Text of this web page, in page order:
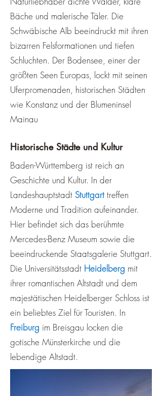
Bäche und malerische Täler. Die
Schwäbische Alb beeindruckt mit ihren
bizarren Felsformationen und tiefen
Schluchten. Der Bodensee, einer der
größten Seen Europas, lockt mit seinen
Uferpromenaden, historischen Städten
wie Konstanz und der Blumeninsel
Mainau
Historische Städte und Kultur
Baden-Württemberg ist reich an
Geschichte und Kultur. In der
Landeshauptstadt Stuttgarttreffen
Moderne und Tradition aufeinander.
Hier befindet sich das berühmte
Mercedes-Benz Museum sowie die
beeindruckende Staatsgalerie Stuttgart.
Die Universitätsstadt Heidelberg mit
ihrer romantischen Altstadt und dem
majestätischen Heidelberger Schloss ist
ein beliebtes Ziel für Touristen. In
Freiburg im Breisgau locken die
gotische Münsterkirche und die
lebendige Altstadt.